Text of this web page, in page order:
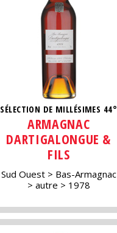
SÉLECTION DE MILLÉSIMES 44°
ARMAGNAC
DARTIGALONGUE &
FILS
Sud Ouest
Bas-Armagnac
autre
1978